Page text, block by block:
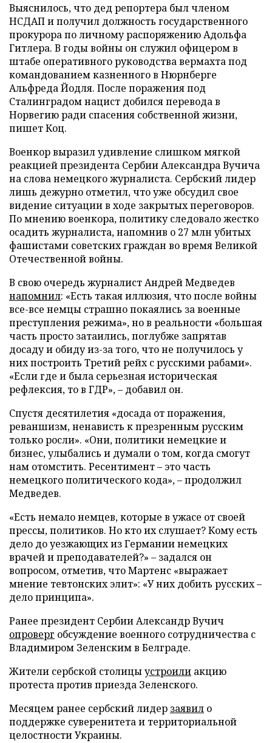
Выяснилось, что дед репортера был членом
НСДАП и получил должность государственного
прокурора по личному распоряжению Адольфа
Гитлера. В годы войны он служил офицером в
штабе оперативного руководства вермахта под
командованием казненного в Нюрнберге
Альфреда Йодля. После поражения под
Сталинградом нацист добился перевода в
Норвегию ради спасения собственной жизни,
пишет Коц.
Военкор выразил удивление слишком мягкой
реакцией президента Сербии Александра Вучича
на слова немецкого журналиста. Сербский лидер
лишь дежурно отметил, что уже обсудил свое
видение ситуации в ходе закрытых переговоров.
По мнению военкора, политику следовало жестко
осадить журналиста, напомнив о 27 млн убитых
фашистами советских граждан во время Великой
Отечественной войны.
В свою очередь журналист Андрей Медведев
напомнил: «Есть такая иллюзия, что после войны
все-все немцы страшно покаялись за военные
преступления режима», но в реальности «большая
часть просто затаились, поглубже запрятав
досаду и обиду из-за того, что не получилось у
них построить Третий рейх с русскими рабами».
«Если где и была серьезная историческая
рефлексия, то в ГДР», – добавил он.
Спустя десятилетия «досада от поражения,
реваншизм, ненависть к презренным русским
только росли». «Они, политики немецкие и
бизнес, улыбались и думали о том, когда смогут
нам отомстить. Ресентимент – это часть
немецкого политического кода», – продолжил
Медведев.
«Есть немало немцев, которые в ужасе от своей
прессы, политиков. Но кто их слушает? Кому есть
дело до уезжающих из Германии немецких
врачей и преподавателей?» – задался он
вопросом, отметив, что Мартенс «выражает
мнение тевтонских элит»: «У них добить русских –
дело принципа».
Ранее президент Сербии Александр Вучич
опроверг обсуждение военного сотрудничества с
Владимиром Зеленским в Белграде.
Жители сербской столицыустроили акцию
протеста против приезда Зеленского.
Месяцем ранее сербский лидер заявил о
поддержке суверенитета и территориальной
целостности Украины.